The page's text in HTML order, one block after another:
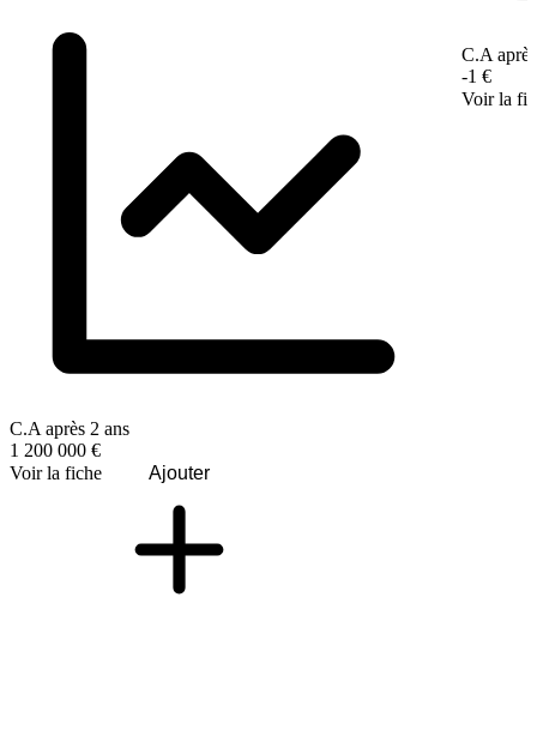
C.A après 2 ans
1 200 000 €
Voir la fiche
Ajouter
C.A
-1 €
Voir la